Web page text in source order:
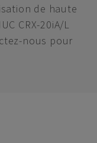
de haute
CRX-20iA/L
nous pour